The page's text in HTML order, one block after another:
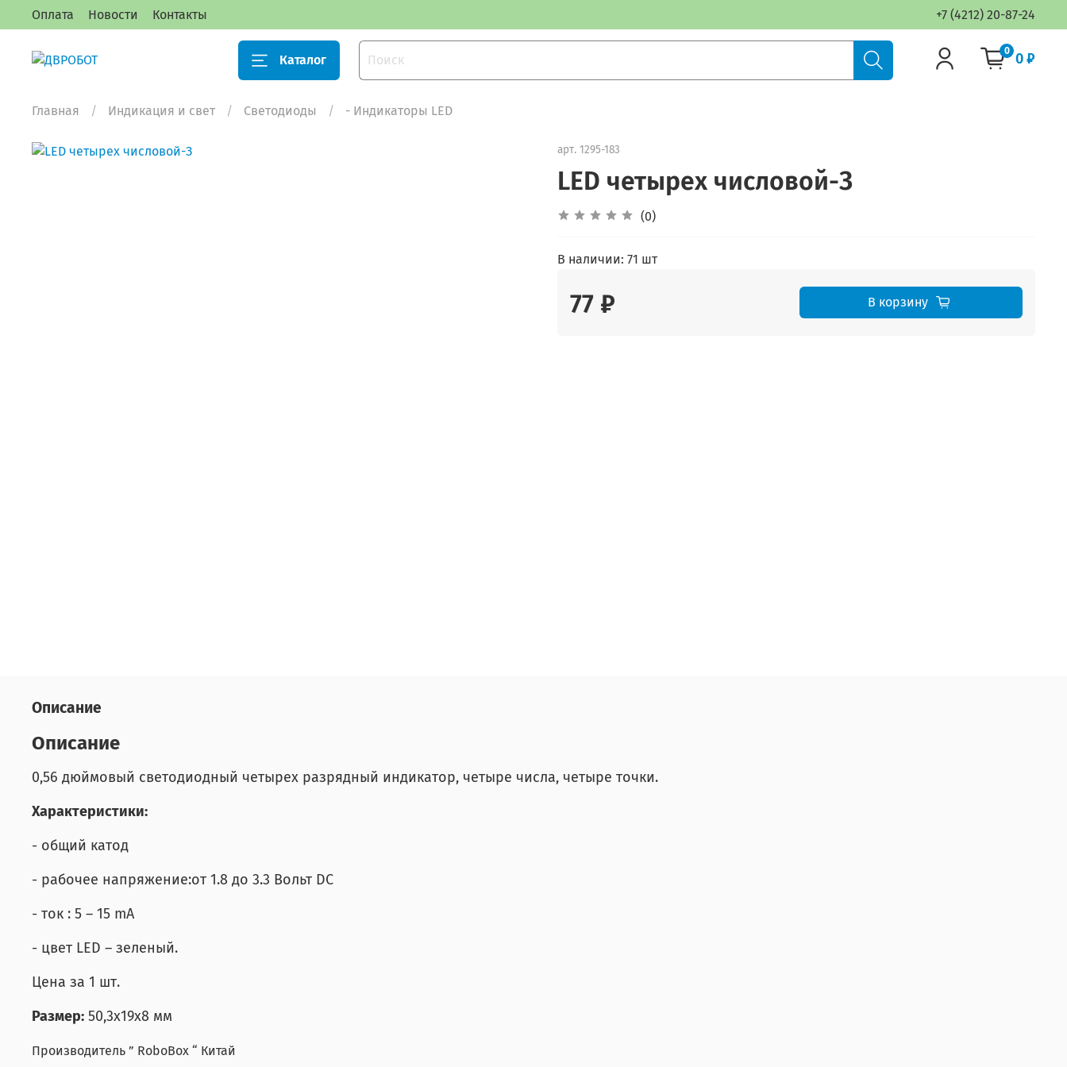
Оплата Новости Контакты +7 (4212) 20-87-24
Каталог
0 0 ₽
Главная Индикация и свет Светодиоды - Индикаторы LED
арт. 1295-183
LED четырех числовой-З
(0)
В наличии: 71 шт
77 ₽ В корзину
Описание
Описание
0,56 дюймовый светодиодный четырех разрядный индикатор, четыре числа, четыре точки.
Характеристики:
- общий катод
- рабочее напряжение:от 1.8 до 3.3 Вольт DC
- ток : 5 – 15 mA
- цвет LED – зеленый.
Цена за 1 шт.
Размер: 50,3x19x8 мм
Производитель ” RoboBox “ Китай